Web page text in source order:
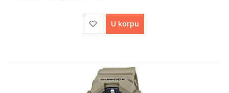
U korpu